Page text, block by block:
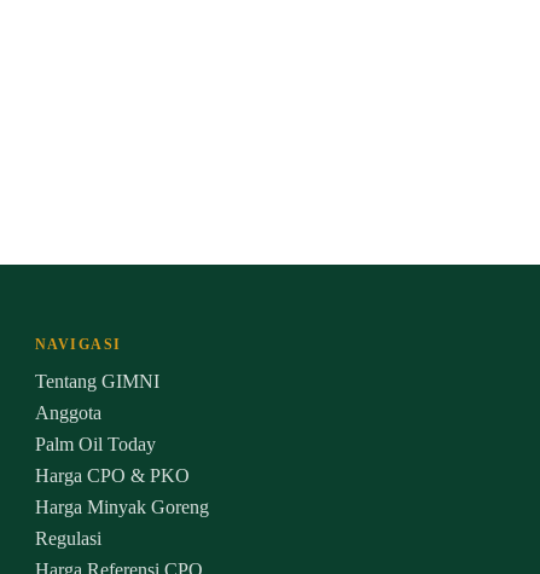
NAVIGASI
Tentang GIMNI
Anggota
Palm Oil Today
Harga CPO & PKO
Harga Minyak Goreng
Regulasi